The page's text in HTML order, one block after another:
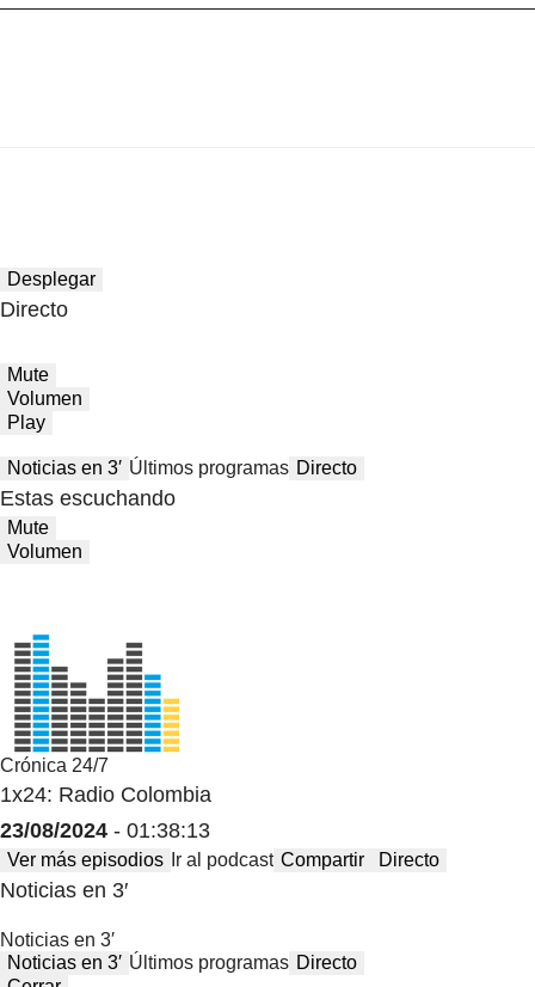
Desplegar
Directo
Mute
Volumen
Play
Noticias en 3′ Últimos programas Directo
Estas escuchando
Mute
Volumen
Crónica 24/7
1x24: Radio Colombia
23/08/2024 - 01:38:13
Ver más episodios Ir al podcast Compartir Directo
Noticias en 3′
Noticias en 3′
Noticias en 3′ Últimos programas Directo